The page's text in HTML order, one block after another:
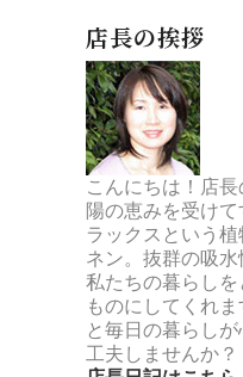
店長の挨拶
こんにちは！店
陽の恵みを受け
ラックスという
ネン。抜群の吸水
私たちの暮らし
ものにしてくれ
と毎日の暮らし
工夫しませんか？